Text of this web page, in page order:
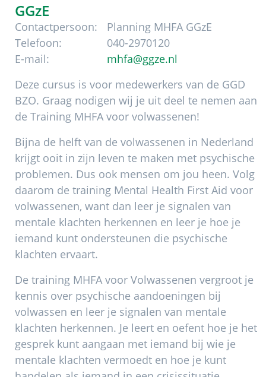
GGzE
Contactpersoon:
Planning MHFA GGzE
Telefoon:
040-2970120
E-mail:
mhfa@ggze.nl
Deze cursus is voor medewerkers van de GGD
BZO. Graag nodigen wij je uit deel te nemen aan
de Training MHFA voor volwassenen!
Bijna de helft van de volwassenen in Nederland
krijgt ooit in zijn leven te maken met psychische
problemen. Dus ook mensen om jou heen. Volg
daarom de training Mental Health First Aid voor
volwassenen, want dan leer je signalen van
mentale klachten herkennen en leer je hoe je
iemand kunt ondersteunen die psychische
klachten ervaart.
De training MHFA voor Volwassenen vergroot je
kennis over psychische aandoeningen bij
volwassen en leer je signalen van mentale
klachten herkennen. Je leert en oefent hoe je het
gesprek kunt aangaan met iemand bij wie je
mentale klachten vermoedt en hoe je kunt